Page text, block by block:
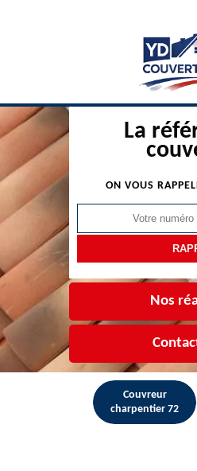
La
ON VOUS
Nos
Couvreur
charpentier 72